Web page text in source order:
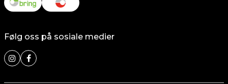
Følg oss på sosiale medier